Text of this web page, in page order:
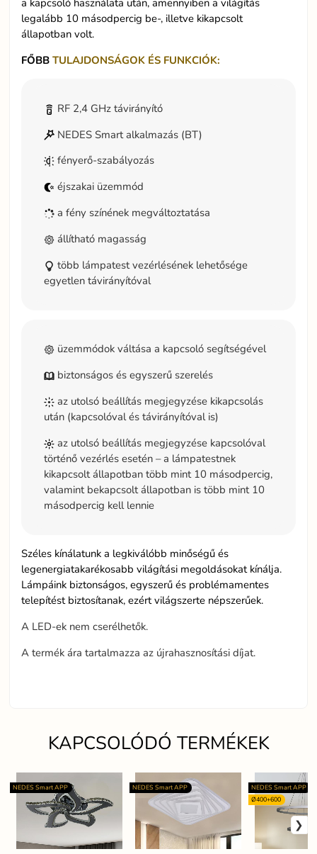
a kapcsoló használata után, amennyiben a világítás
legalább 10 másodpercig be-, illetve kikapcsolt
állapotban volt.
FŐBB TULAJDONSÁGOK ÉS FUNKCIÓK:
RF 2,4 GHz távirányító
NEDES Smart alkalmazás (BT)
fényerő-szabályozás
éjszakai üzemmód
a fény színének megváltoztatása
állítható magasság
több lámpatest vezérlésének lehetősége
egyetlen távirányítóval
üzemmódok váltása a kapcsoló segítségével
biztonságos és egyszerű szerelés
az utolsó beállítás megjegyzése kikapcsolás
után (kapcsolóval és távirányítóval is)
az utolsó beállítás megjegyzése kapcsolóval
történő vezérlés esetén – a lámpatestnek
kikapcsolt állapotban több mint 10 másodpercig,
valamint bekapcsolt állapotban is több mint 10
másodpercig kell lennie
Széles kínálatunk a legkiválóbb minőségű és
legenergiatakarékosabb világítási megoldásokat kínálja.
Lámpáink biztonságos, egyszerű és problémamentes
telepítést biztosítanak, ezért világszerte népszerűek.
A LED-ek nem cserélhetők.
A termék ára tartalmazza az újrahasznosítási díjat.
KAPCSOLÓDÓ TERMÉKEK
NEDES Smart APP NEDES Smart APP
NEDES Smart APP
Ø400+600